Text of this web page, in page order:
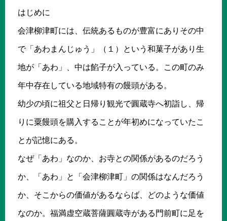
はじめに
会津柳津町には、伝統あるものが豊富にありその中
で「あわまんじゅう」（１）という和菓子があり生
地が「あわ」、中は餡子が入っている。この町のみ
年中存在している地域特有の饅頭がある。
幼少の頃に祖父と日帰り観光で圓蔵寺へ初詣し、帰
りに粟饅頭を購入することが年初めになっていたこ
とが記憶にある。
なぜ「あわ」なのか、お寺との関係があるのだろう
か、「あわ」と「会津柳津町」の関係はなんだろう
か、そこからの価値があるならば、どのような価値
なのか。福満虚空蔵菩薩圓蔵寺がある門前町に足を